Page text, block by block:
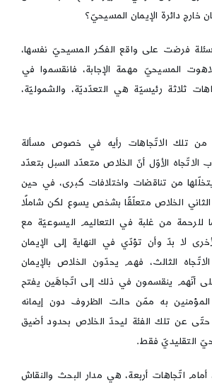
خارج دائرة الإيمان المسيحيّ؟
فرضت على واقع الفكر المسيحيّ نفسها،
المسيحيّ مهمة الإجابة، فانقسموا في
ثلاثة رئيسيّة هي التعدّديّة، والشموليّة،
تلك الاتّجاهات رأيه في خصوص مسألة
الاتّجاه الأوّل أنّ الخلاص متعدّد السبل بتعدّد
من تناقضات واختلافات كبرى، في حين
الثاني الخلاص متعلّقًا بشخص يسوع لكن شاملًا
للرحمة من غلبة في التعاليم اليسوعيّة مع
لا بدّ وأن تؤدّي في النهاية إلى الإيمان
الثالث، فهم يحدّون الخلاص بالإيمان
أنّهم ينقسمون في ذلك إلى اتّجاهَين يفتح
المؤمنين به ممّن حالت الظروف دون إيمانه
حتّى عن تلك الفئة ليحدّ الخلاص بحدود أضيق
التقليديّ فقط.
أمام اتّجاهات أربعة، هي مدار البحث والنقاش